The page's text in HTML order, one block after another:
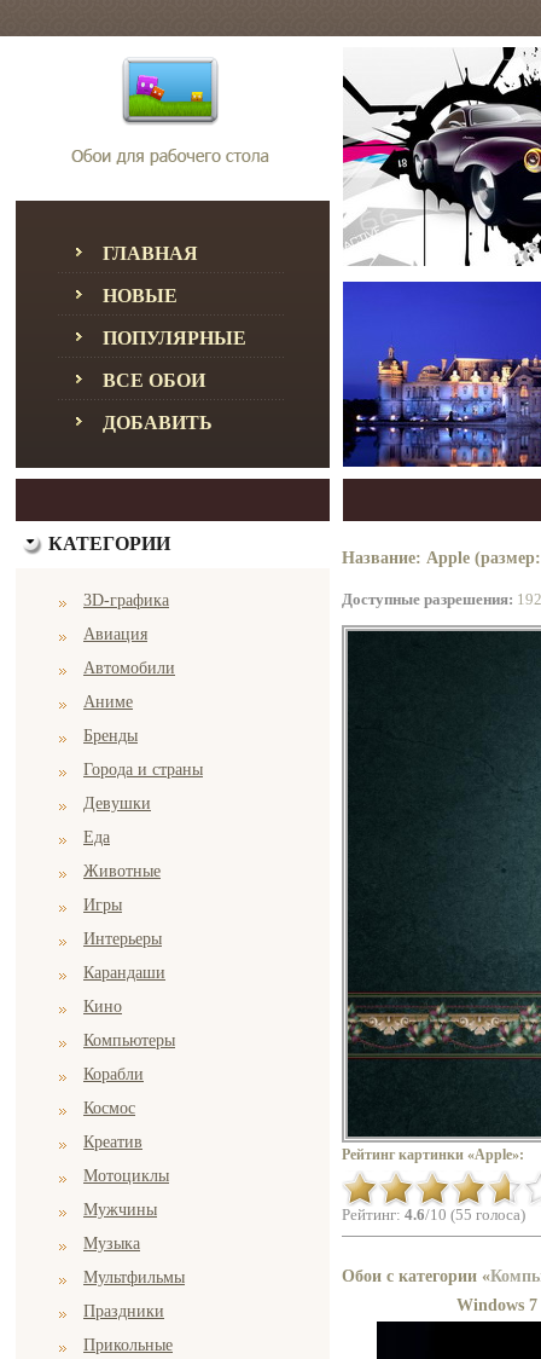
ГЛАВНАЯ
НОВЫЕ
ПОПУЛЯРНЫЕ
ВСЕ ОБОИ
ДОБАВИТЬ
КАТЕГОРИИ
3D-графика
Авиация
Автомобили
Аниме
Бренды
Города и страны
Девушки
Еда
Животные
Игры
Интерьеры
Карандаши
Кино
Компьютеры
Корабли
Космос
Креатив
Мотоциклы
Мужчины
Музыка
Мультфильмы
Праздники
Прикольные
Название: Apple
Доступные разрешения:
Рейтинг картинки «Apple»:
Рейтинг: 4.6/10 (55 голоса)
Обои с категории «
Windows 7